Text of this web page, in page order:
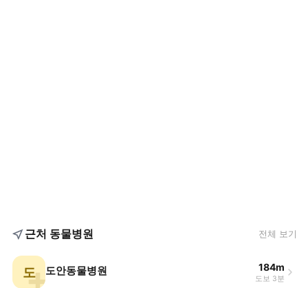
근처 동물병원 전체 보기
도 도안동물병원 184m
도보 3분